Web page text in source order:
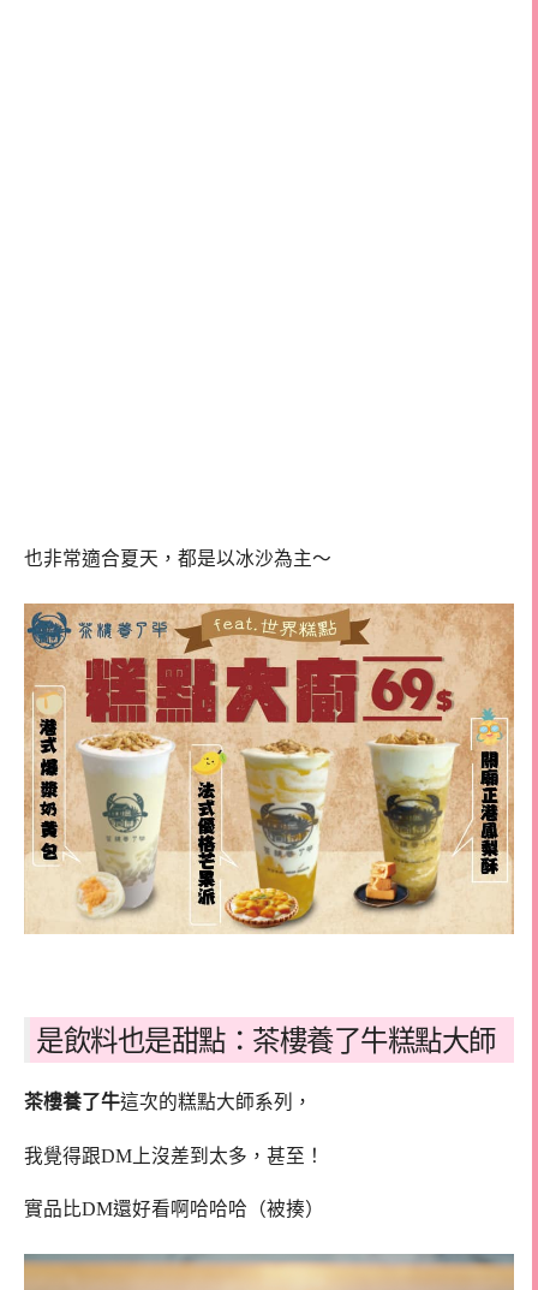
也非常適合夏天，都是以冰沙為主～
是飲料也是甜點：茶樓養了牛糕點大師
茶樓養了牛這次的糕點大師系列，
我覺得跟DM上沒差到太多，甚至！
實品比DM還好看啊哈哈哈（被揍）